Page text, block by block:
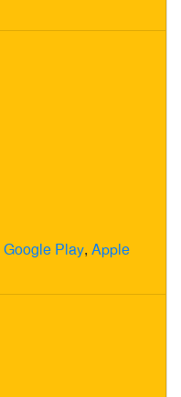
Google Play, Apple